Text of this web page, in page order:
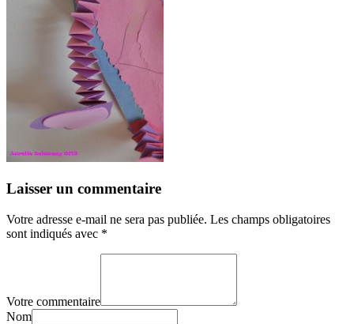
Laisser un commentaire
Votre adresse e-mail ne sera pas publiée. Les champs obligatoires
sont indiqués avec *
Votre commentaire
Nom